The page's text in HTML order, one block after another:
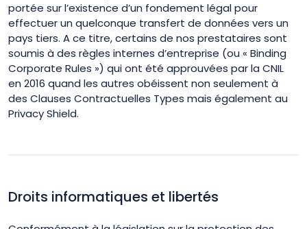
portée sur l’existence d’un fondement légal pour
effectuer un quelconque transfert de données vers un
pays tiers. A ce titre, certains de nos prestataires sont
soumis à des règles internes d’entreprise (ou « Binding
Corporate Rules ») qui ont été approuvées par la CNIL
en 2016 quand les autres obéissent non seulement à
des Clauses Contractuelles Types mais également au
Privacy Shield.
Droits informatiques et libertés